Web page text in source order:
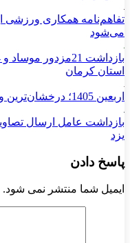
تفاهم‌نامه همکاری ورزشی
می‌شود
استان کرمان
اربعین 1405؛ درخشان‌ترین و امن‌ترین دوره در تاریخ تردد زائران
بازداشت عامل ارسال
یزد
پاسخ دادن
ایمیل شما منتشر نمی